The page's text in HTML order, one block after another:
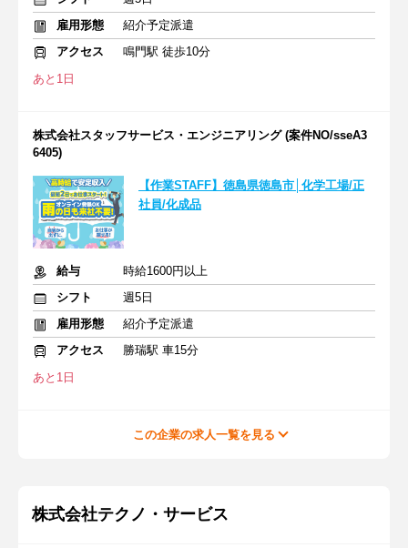
雇用形態
紹介予定派遣
アクセス
鳴門駅 徒歩10分
あと1日
株式会社スタッフサービス・エンジニアリング (案件NO/sseA3
6405)
【作業STAFF】徳島県徳島市│化学工場/正
社員/化成品
給与
時給1600円以上
シフト
週5日
雇用形態
紹介予定派遣
アクセス
勝瑞駅 車15分
あと1日
この企業の求人一覧を見る
株式会社テクノ・サービス